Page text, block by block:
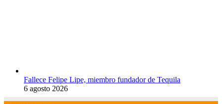
Fallece Felipe Lipe, miembro fundador de Tequila
6 agosto 2026